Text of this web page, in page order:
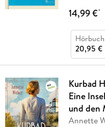
14,99 €*
20,95 €
Kurbad
Eine
und den
Annette